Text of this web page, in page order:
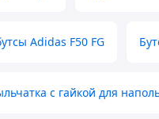
Adidas F50 FG
с гайкой для